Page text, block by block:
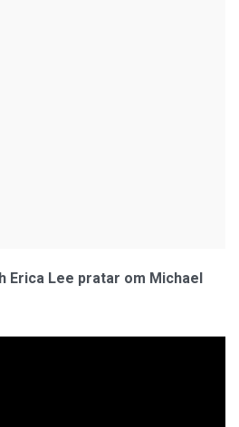
Erica Lee pratar om Michael